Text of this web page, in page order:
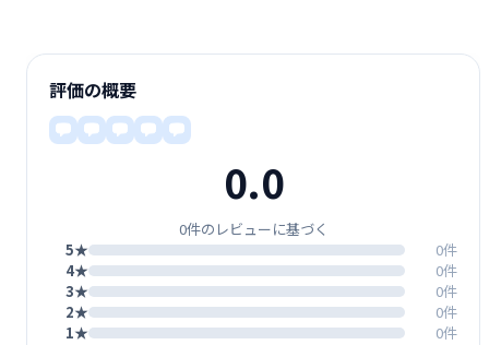
評価の概要
0.0
0件のレビューに基づく
5★
0件
4★
0件
3★
0件
2★
0件
1★
0件